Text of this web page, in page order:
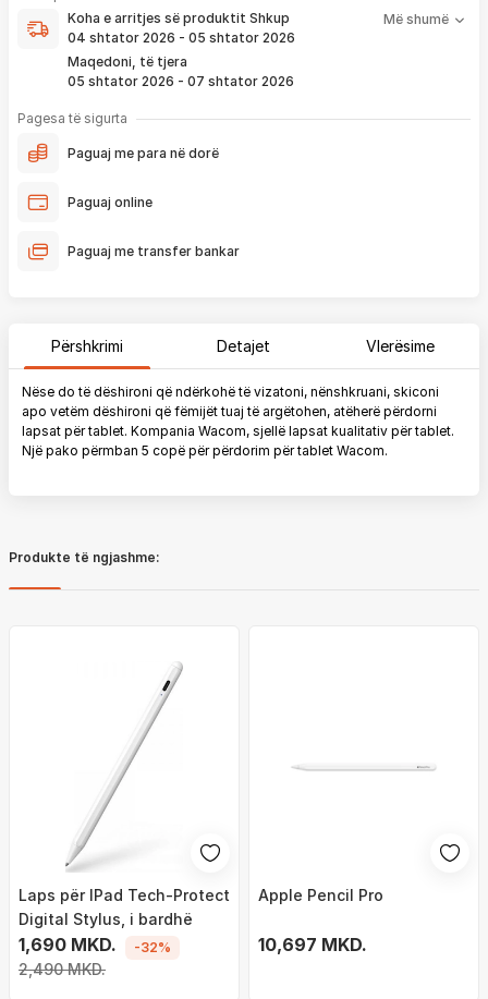
Koha e arritjes së produktit Shkup
04 shtator 2026 - 05 shtator 2026
Maqedoni, të tjera
05 shtator 2026 - 07 shtator 2026
Më shumë
bëhet verifikimi i porosisë suaj, dhe njoftimit për verifikim
që ju e pranoni përmes email-it apo SMS-it.
Nëse porosia bëhet tani, produkti arrin sipas afatit kohor të
vendosur më lartë. Ju do të njoftoheni në vazhdimësi
përfshirë momentin kur produkti arrin në depon tonë, dhe
më lartë. Ju lusim të keni parasysh që festat ndërkombëtare ndikojnë që
liferimi të shtyhet për rreth 2 ditë.
Pagesa të sigurta
Paguaj me para në dorë
Paguaj online
Paguaj me transfer bankar
Përshkrimi Detajet Vlerësime
Nëse do të dëshironi që ndërkohë të vizatoni, nënshkruani, skiconi
apo vetëm dëshironi që fëmijët tuaj të argëtohen, atëherë përdorni
lapsat për tablet. Kompania Wacom, sjellë lapsat kualitativ për tablet.
Një pako përmban 5 copë për përdorim për tablet Wacom.
Produkte të ngjashme:
Laps për IPad Tech-Protect
Digital Stylus, i bardhë
1,690 MKD.
2,490 MKD.
-32%
Apple Pencil Pro
10,697 MKD.